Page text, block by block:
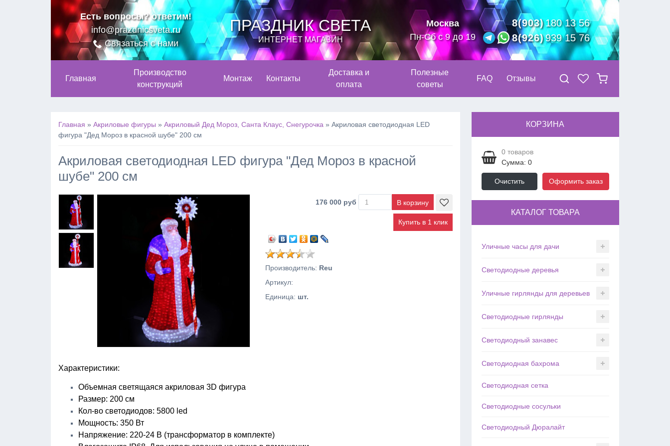
Есть вопросы? ответим!
info@prazdnicsveta.ru
Связаться с нами
ПРАЗДНИК СВЕТА
ИНТЕРНЕТ МАГАЗИН
Москва
Пн-Сб с 9 до 19
8(903)180 13 56
8(926)939 15 76
Главная
Производство
конструкций
Монтаж Контакты
Доставка и
оплата
Полезные
советы
FAQ Отзывы
Главная » Акриловые фигуры » Акриловый Дед Мороз, Санта Клаус, Снегурочка » Акриловая светодиодная LED
фигура "Дед Мороз в красной шубе" 200 см
Акриловая светодиодная LED фигура "Дед Мороз в красной
шубе" 200 см
176 000 руб
Купить в 1 клик
Производитель: Reu
Артикул:
Единица: шт.
Характеристики:
Объемная светящаяся акриловая 3D фигура
Размер: 200 см
Кол-во светодиодов: 5800 led
Мощность: 350 Вт
Напряжение: 220-24 В (трансформатор в комплекте)
КОРЗИНА
0товаров
Сумма: 0
Очистить Оформить заказ
КАТАЛОГ ТОВАРА
Уличные часы для дачи
Светодиодные деревья
Уличные гирлянды для деревьев
Светодиодные гирлянды
Светодиодный занавес
Светодиодная бахрома
Светодиодная сетка
Светодиодные сосульки
Светодиодный Дюралайт